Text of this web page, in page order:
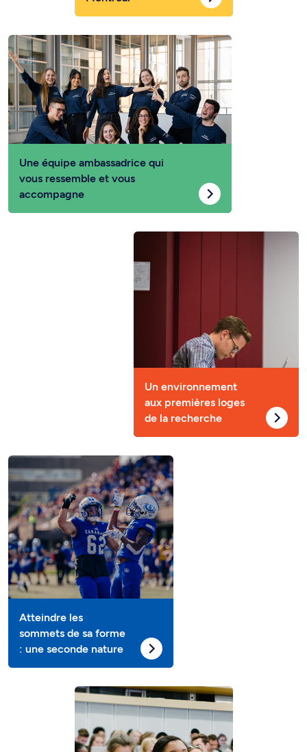
Une équipe ambassadrice qui
vous ressemble et vous
accompagne
Un environnement
aux premières loges
de la recherche
Atteindre les
sommets de sa forme
: une seconde nature